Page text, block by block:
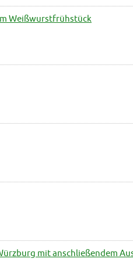
Weißwurstfrühstück
mit anschließendem